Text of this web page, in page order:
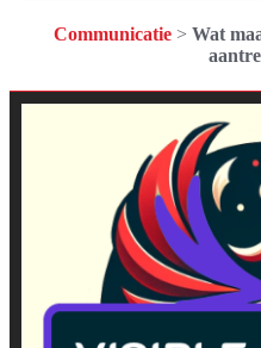
Communicatie> Wat